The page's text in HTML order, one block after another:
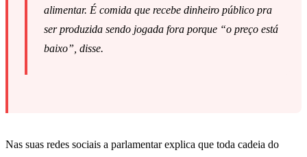
alimentar. É comida que recebe dinheiro público pra
ser produzida sendo jogada fora porque “o preço está
baixo”, disse.
Nas suas redes sociais a parlamentar explica que toda cadeia do